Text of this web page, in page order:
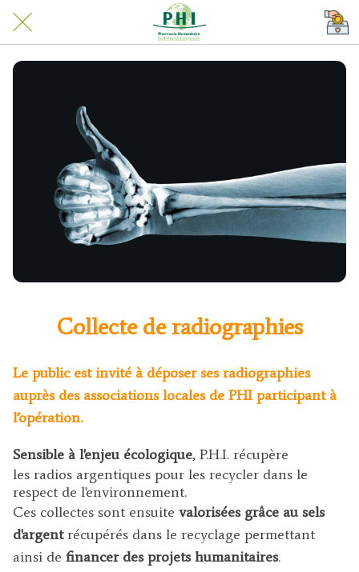
Collecte de radiographies
Le public est invité à déposer ses radiographies
auprès des associations locales de PHI participant à
l’opération.
Sensible à l'enjeu écologique, P.H.I. récupère
les radios argentiques pour les recycler dans le
respect de l'environnement.
Ces collectes sont ensuite valorisées grâce au sels
d'argentrécupérés dans le recyclage permettant
ainsi de financer des projets humanitaires.